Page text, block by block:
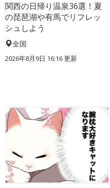
関西の日帰り温泉36選！夏
の琵琶湖や有馬でリフレッ
シュしよう
全国
2026年8月9日 16:16更新